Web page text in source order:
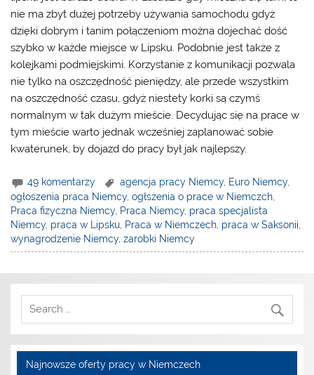
nie ma zbyt dużej potrzeby używania samochodu gdyż
dzięki dobrym i tanim połączeniom można dojechać dość
szybko w każde miejsce w Lipsku. Podobnie jest także z
kolejkami podmiejskimi. Korzystanie z komunikacji pozwala
nie tylko na oszczędność pieniędzy, ale przede wszystkim
na oszczędność czasu, gdyż niestety korki są czymś
normalnym w tak dużym mieście. Decydując się na prace w
tym mieście warto jednak wcześniej zaplanować sobie
kwaterunek, by dojazd do pracy był jak najlepszy.
49 komentarzy agencja pracy Niemcy, Euro Niemcy,
ogłoszenia praca Niemcy,ogłszenia o prace w Niemczch,
Praca fizyczna Niemcy, Praca Niemcy, praca specjalista
Niemcy, praca w Lipsku, Praca w Niemczech, praca w Saksonii,
wynagrodzenie Niemcy,zarobki Niemcy
Najnowsze oferty pracy w Niemczech